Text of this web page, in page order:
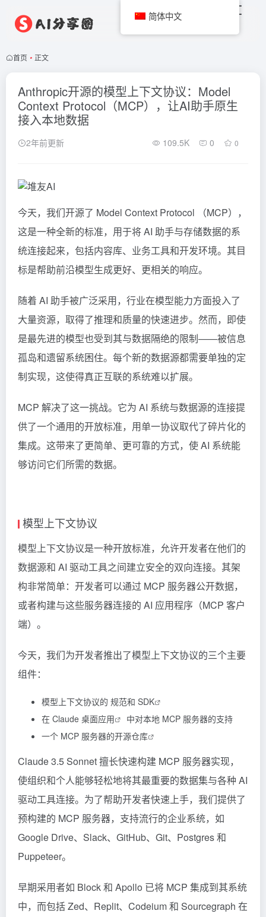
首页 • 正文
Anthropic开源的模型上下文协议：Model
Context Protocol（MCP），让AI助手原生
接入本地数据
2年前更新 109.5K 0 0
今天，我们开源了 Model Context Protocol （MCP），
这是一种全新的标准，用于将 AI 助手与存储数据的系
统连接起来，包括内容库、业务工具和开发环境。其目
标是帮助前沿模型生成更好、更相关的响应。
随着 AI 助手被广泛采用，行业在模型能力方面投入了
大量资源，取得了推理和质量的快速进步。然而，即使
是最先进的模型也受到其与数据隔绝的限制——被信息
孤岛和遗留系统困住。每个新的数据源都需要单独的定
制实现，这使得真正互联的系统难以扩展。
MCP 解决了这一挑战。它为 AI 系统与数据源的连接提
供了一个通用的开放标准，用单一协议取代了碎片化的
集成。这带来了更简单、更可靠的方式，使 AI 系统能
够访问它们所需的数据。
模型上下文协议
模型上下文协议是一种开放标准，允许开发者在他们的
数据源和 AI 驱动工具之间建立安全的双向连接。其架
构非常简单：开发者可以通过 MCP 服务器公开数据，
或者构建与这些服务器连接的 AI 应用程序（MCP 客户
端）。
今天，我们为开发者推出了模型上下文协议的三个主要
组件：
模型上下文协议的 规范和 SDK
在 Claude 桌面应用
中对本地 MCP 服务器的支持
一个 MCP 服务器的开源仓库
Claude3.5 Sonnet 擅长快速构建 MCP 服务器实现，
使组织和个人能够轻松地将其最重要的数据集与各种 AI
驱动工具连接。为了帮助开发者快速上手，我们提供了
预构建的 MCP 服务器，支持流行的企业系统，如
Google Drive、Slack、GitHub、Git、Postgres 和
Puppeteer。
早期采用者如 Block 和 Apollo 已将 MCP 集成到其系统
中，而包括 Zed、Replit、Codeium 和 Sourcegraph 在
简体中文